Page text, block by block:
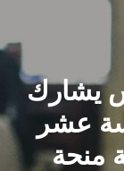
القطاعـات
الشئون الأكاديمية
البحث العلمي
يشارك
عشر
منحة